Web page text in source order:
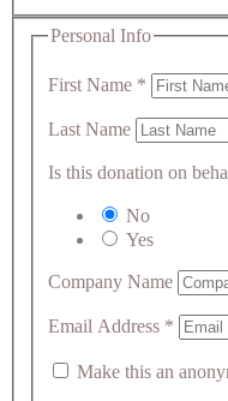
Personal Info
First Name *
Last Name
Is this donation on
No
Yes
Company Name
Email Address *
Make this an